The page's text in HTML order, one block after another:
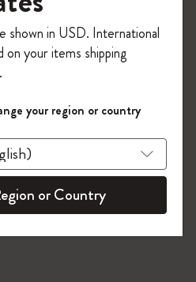
を入力すると、初回注
無料になります。セ
ット品は適用外。
トを作成して限定オフ
らに多くのインスピ
に入れましょう。
会員登録 !
shown in USD. International
on your items shipping
your region or country
or Country